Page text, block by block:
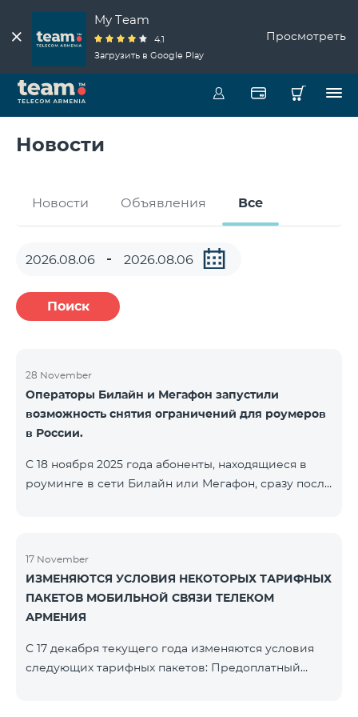
My Team
4.1
Загрузить в Google Play
Просмотреть
Новости
Новости Объявления Все
Поиск
28 November
Операторы Билайн и Мегафон запустили
возможность снятия ограничений для роумеров
в России.
С 18 ноября 2025 года абоненты, находящиеся в
роуминге в сети Билайн или Мегафон, сразу после
успешного завершения доступ к интернету и SMS
восстанавливается автоматически. Обращаем
внимание, что ссылка Captcha работает только при
подключении к мобильной сети данных
Fi и VPN должны быть отключен
17 November
ИЗМЕНЯЮТСЯ УСЛОВИЯ НЕКОТОРЫХ ТАРИФНЫХ
ПАКЕТОВ МОБИЛЬНОЙ СВЯЗИ ТЕЛЕКОМ
АРМЕНИЯ
С 17 декабря текущего года изменяются условия
следующих тарифных пакетов: Предоплатный